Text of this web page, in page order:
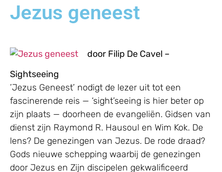
Jezus geneest
door Filip De Cavel –
Sightseeing
’Jezus Geneest’ nodigt de lezer uit tot een
fascinerende reis — ‘sight’seeing is hier beter op
zijn plaats — doorheen de evangeliën. Gidsen van
dienst zijn Raymond R. Hausoul en Wim Kok. De
lens? De genezingen van Jezus. De rode draad?
Gods nieuwe schepping waarbij de genezingen
door Jezus en Zijn discipelen gekwalificeerd